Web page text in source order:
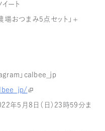
ート
場おつまみ5点セット」＋
」calbee_jp
年5月8日（日）23時59分ま